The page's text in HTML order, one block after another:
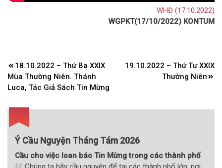
WHĐ (17.10.2022)
WGPKT(17/10/2022) KONTUM
Điều
hướng
bài
18.10.2022 – Thứ Ba XXIX
Mùa Thường Niên. Thánh
Luca, Tác Giả Sách Tin Mừng
19.10.2022 – Thứ Tư XXIX
Thường Niên
Ý Cầu Nguyện Tháng Tám 2026
Cầu cho việc loan báo Tin Mừng trong các thành phố